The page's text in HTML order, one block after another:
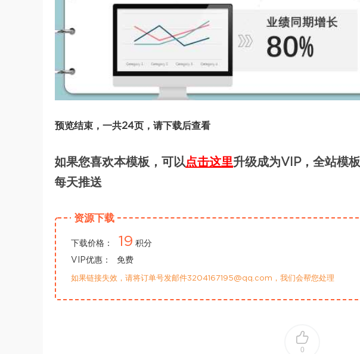
预览结束，一共24页，请下载后查看
如果您喜欢本模板，可以点击这里升级成为VIP，全站模板
每天推送
资源下载
下载价格： 19 积分
VIP优惠：
免费
如果链接失效，请将订单号发邮件3204167195@qq.com，我们会帮您处理
0